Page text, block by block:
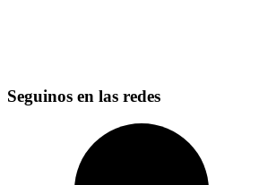
Seguinos en las redes